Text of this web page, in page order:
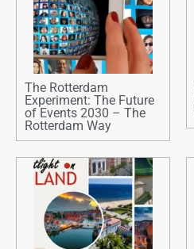
The Rotterdam
Experiment: The Future
of Events 2030 – The
Rotterdam Way